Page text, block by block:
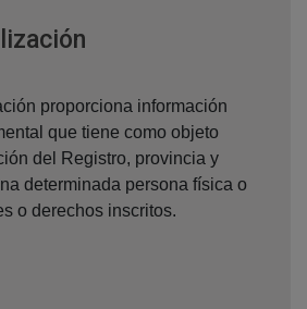
proporciona información
que tiene como objeto
del Registro, provincia y
determinada persona física o
o derechos inscritos.